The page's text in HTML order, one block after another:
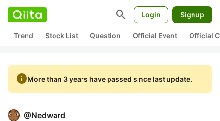
search Login Signup
Trend Stock List Question Official Event Official
infoMore than 3 years have passed since last update.
@Nedward